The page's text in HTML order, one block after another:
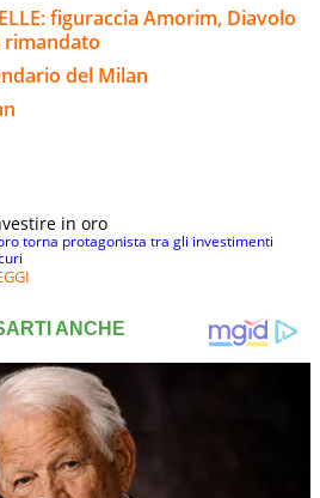
figuraccia Amorim, Diavolo
rimandato
del Milan
in oro
torna protagonista tra gli investimenti